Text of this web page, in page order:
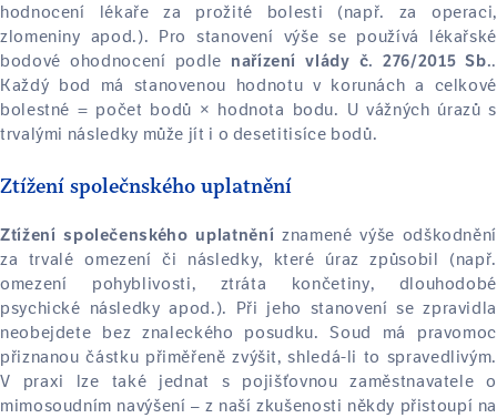
hodnocení lékaře za prožité bolesti (např. za operaci,
zlomeniny apod.). Pro stanovení výše se používá lékařské
bodové ohodnocení podle nařízení vlády č. 276/2015 Sb..
Každý bod má stanovenou hodnotu v korunách a celkové
bolestné = počet bodů × hodnota bodu. U vážných úrazů s
trvalými následky může jít i o desetitisíce bodů.
Ztížení společnského uplatnění
Ztížení společenského uplatnění znamené výše odškodnění
za trvalé omezení či následky, které úraz způsobil (např.
omezení pohyblivosti, ztráta končetiny, dlouhodobé
psychické následky apod.). Při jeho stanovení se zpravidla
neobejdete bez znaleckého posudku.Soud má pravomoc
přiznanou částku přiměřeně zvýšit, shledá-li to spravedlivým.
V praxi lze také jednat s pojišťovnou zaměstnavatele o
mimosoudním navýšení – z naší zkušenosti někdy přistoupí na